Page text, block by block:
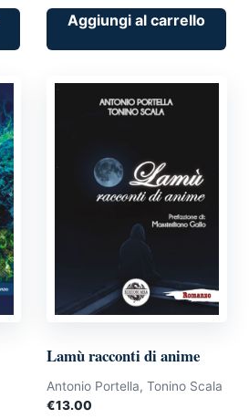
Aggiungi al carrello
Lamù racconti di anime
Antonio Portella, Tonino Scala
€13.00